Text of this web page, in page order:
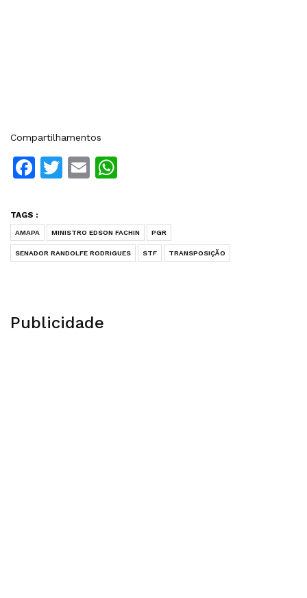
Compartilhamentos
Facebook
Twitter
Email
TAGS :
AMAPA MINISTRO EDSON FACHIN PGR
SENADOR RANDOLFE RODRIGUES STF TRANSPOSIÇÃO
Publicidade